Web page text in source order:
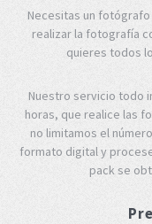
Necesitas un fotógrafo
realizar la fotografía
quieres todos
Nuestro servicio todo
horas, que realice las
no limitamos el
formato digital y
pack se